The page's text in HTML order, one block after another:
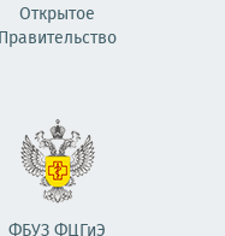
Открытое
Правительство